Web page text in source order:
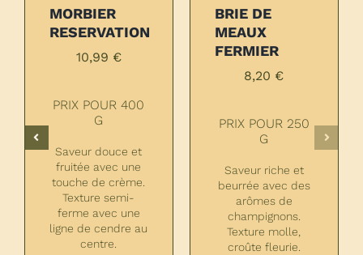
MORBIER
RESERVATION
10,99 €
PRIX POUR 400
G
Saveur douce et
fruitée avec une
touche de crème.
Texture semi-
ferme avec une
ligne de cendre au
centre.
BRIE DE
MEAUX
FERMIER
8,20 €
PRIX POUR 250
G
Saveur riche et
beurrée avec des
arômes de
champignons.
Texture molle,
croûte fleurie.